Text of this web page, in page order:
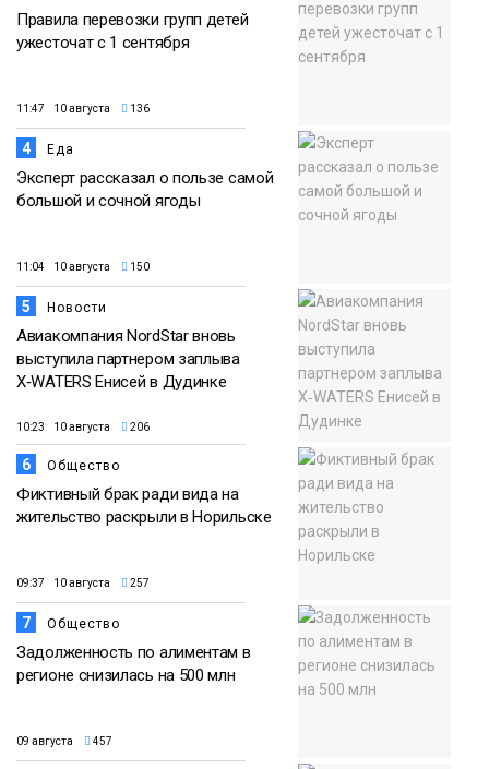
Правила перевозки групп детей
ужесточат с 1 сентября
11:47 10 августа 136
4 Еда
Эксперт рассказал о пользе самой
большой и сочной ягоды
11:04 10 августа 150
5 Новости
Авиакомпания NordStar вновь
выступила партнером заплыва
X‑WATERS Енисей в Дудинке
10:23 10 августа 206
6 Общество
Фиктивный брак ради вида на
жительство раскрыли в Норильске
09:37 10 августа 257
7 Общество
Задолженность по алиментам в
регионе снизилась на 500 млн
09 августа 457